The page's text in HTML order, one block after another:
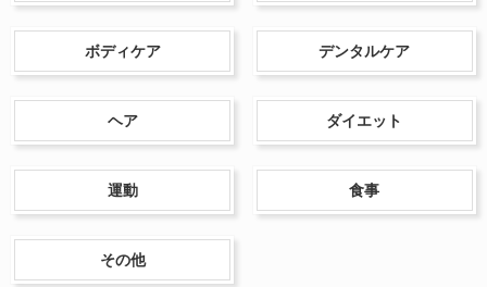
ボディケア デンタルケア
ヘア ダイエット
運動 食事
その他